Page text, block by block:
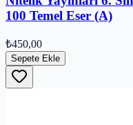
100 Temel Eser (A)
₺450,00
Sepete Ekle